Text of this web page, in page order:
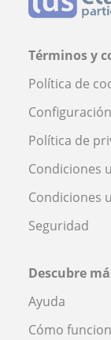
Términos y
Política de
Política de
Condiciones
Condiciones
Seguridad
Descubre
Ayuda
Cómo